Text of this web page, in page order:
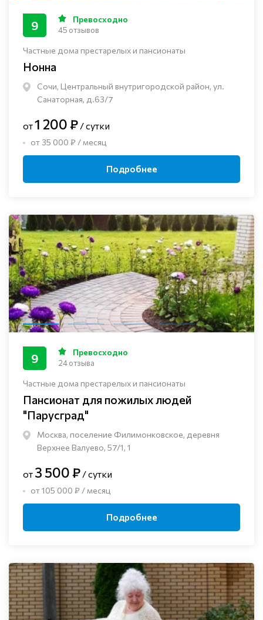
Частные дома престарелых и пансионаты
Нонна
Сочи, Центральный внутригородской район, ул.
Санаторная, д.63/7
9 Превосходно
45 отзывов
от1 200 ₽ / сутки
от 35 000 ₽ / месяц
Подробнее
Частные дома престарелых и пансионаты
Пансионат для пожилых людей
"Парусград"
Москва, поселение Филимонковское, деревня
Верхнее Валуево, 57/1, 1
9 Превосходно
24 отзыва
от 3 500 ₽ / сутки
от 105 000 ₽ / месяц
Подробнее